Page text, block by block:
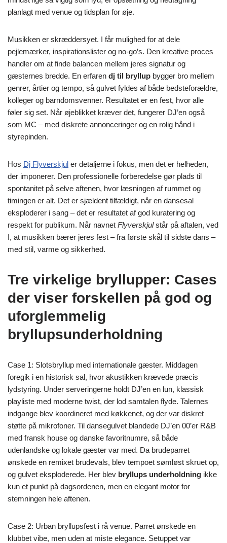
planlagt med venue og tidsplan for øje.
Musikken er skræddersyet. I får mulighed for at dele
pejlemærker, inspirationslister og no-go’s. Den kreative proces
handler om at finde balancen mellem jeres signatur og
gæsternes bredde. En erfaren dj til bryllup bygger bro mellem
genrer, årtier og tempo, så gulvet fyldes af både bedsteforældre,
kolleger og barndomsvenner. Resultatet er en fest, hvor alle
føler sig set. Når øjeblikket kræver det, fungerer DJ’en også
som MC – med diskrete annonceringer og en rolig hånd i
styrepinden.
Hos Dj Flyverskjul er detaljerne i fokus, men det er helheden,
der imponerer. Den professionelle forberedelse gør plads til
spontanitet på selve aftenen, hvor læsningen af rummet og
timingen er alt. Det er sjældent tilfældigt, når en dansesal
eksploderer i sang – det er resultatet af god kuratering og
respekt for publikum. Når navnet Flyverskjulstår på aftalen, ved
I, at musikken bærer jeres fest – fra første skål til sidste dans –
med stil, varme og sikkerhed.
Tre virkelige bryllupper: Cases
der viser forskellen på god og
uforglemmelig
bryllupsunderholdning
Case 1: Slotsbryllup med internationale gæster. Middagen
foregik i en historisk sal, hvor akustikken krævede præcis
lydstyring. Under serveringerne holdt DJ’en en lun, klassisk
playliste med moderne twist, der lod samtalen flyde. Talernes
indgange blev koordineret med køkkenet, og der var diskret
støtte på mikrofoner. Til dansegulvet blandede DJ’en 00’er R&B
med fransk house og danske favoritnumre, så både
udenlandske og lokale gæster var med. Da brudeparret
ønskede en remixet brudevals, blev tempoet sømløst skruet op,
og gulvet eksploderede. Her blev bryllups underholdning ikke
kun et punkt på dagsordenen, men en elegant motor for
stemningen hele aftenen.
Case 2: Urban bryllupsfest i rå venue. Parret ønskede en
klubbet vibe, men uden at miste elegance. Setuppet var